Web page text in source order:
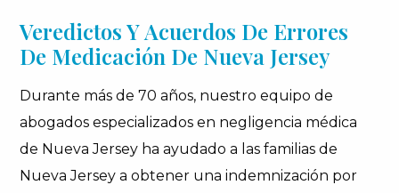
Veredictos Y Acuerdos De Errores
De Medicación De Nueva Jersey
Durante más de 70 años, nuestro equipo de
abogados especializados en negligencia médica
de Nueva Jersey ha ayudado a las familias de
Nueva Jersey a obtener una indemnización por